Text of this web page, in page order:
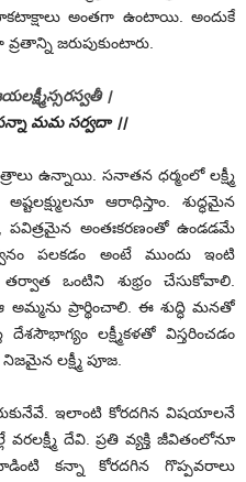
అంతగా ఉంటాయి. అందుకే
జరుపుకుంటారు.
జయలక్ష్మీస్సరస్వతీ ।
ప్రసన్నా మమ సర్వదా ।।
ఉన్నాయి. సనాతన ధర్మంలో లక్ష్మీ
ఆరాధిస్తాం. శుద్ధమైన
పవిత్రమైన అంతఃకరణంతో ఉండడమే
పలకడం అంటే ముందు ఇంటి
ఒంటిని శుభ్రం చేసుకోవాలి.
అమ్మను ప్రార్థించాలి. ఈ శుద్ధి మనతో
లక్ష్మీకళతో విస్తరించడం
లక్ష్మీ పూజ.
ఇలాంటి కోరదగిన విషయాలనే
దేవి. ప్రతి వ్యక్తి జీవితంలోనూ
కన్నా కోరదగిన గొప్పవరాలు